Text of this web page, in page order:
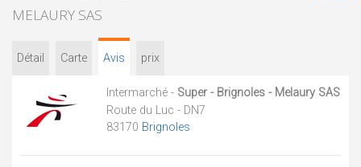
MELAURY SAS
Détail Carte Avis prix
Intermarché - Super - Brignoles - Melaury SAS
Route du Luc - DN7
83170 Brignoles